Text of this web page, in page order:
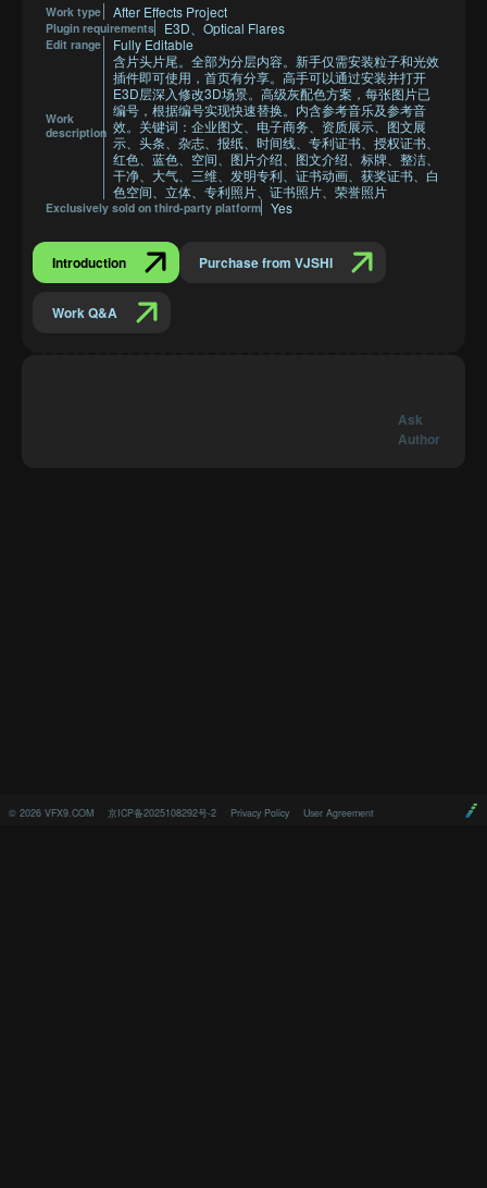
© 2026 VFX9.COM 京ICP备2025108292号-2 Privacy Policy User Agreement
Work type After Effects Project
Plugin requirements E3D、Optical Flares
Edit range Fully Editable
Work
description
含片头片尾。全部为分层内容。新手仅需安装粒子和光效
插件即可使用，首页有分享。高手可以通过安装并打开
E3D层深入修改3D场景。高级灰配色方案，每张图片已
编号，根据编号实现快速替换。内含参考音乐及参考音
效。关键词：企业图文、电子商务、资质展示、图文展
示、头条、杂志、报纸、时间线、专利证书、授权证书、
红色、蓝色、空间、图片介绍、图文介绍、标牌、整洁、
干净、大气、三维、发明专利、证书动画、获奖证书、白
色空间、立体、专利照片、证书照片、荣誉照片
Exclusively sold on third-party platform Yes
Introduction Purchase from VJSHI
Work Q&A
Ask
Author